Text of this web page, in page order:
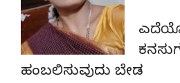
ಹಂಬಲಿಸುವುದು ಬೇಡ